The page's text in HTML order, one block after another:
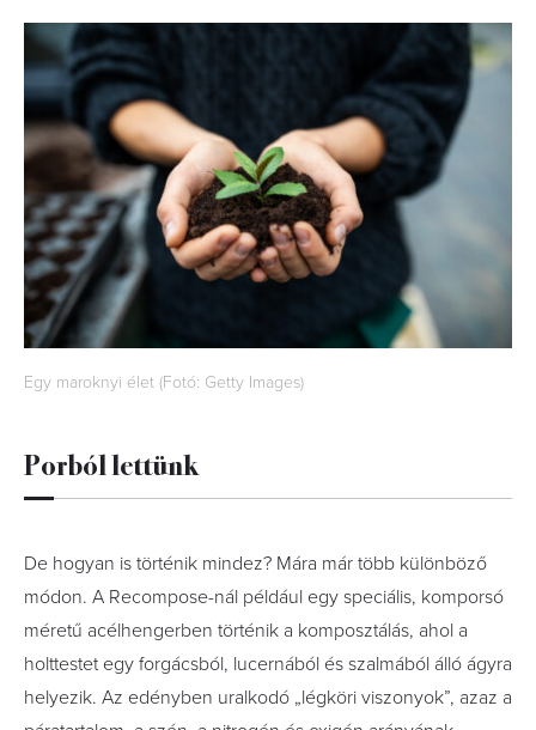
Egy maroknyi élet (Fotó: Getty Images)
Porból lettünk
De hogyan is történik mindez? Mára már több különböző
módon. A Recompose-nál például egy speciális, komporsó
méretű acélhengerben történik a komposztálás, ahol a
holttestet egy forgácsból, lucernából és szalmából álló ágyra
helyezik. Az edényben uralkodó „légköri viszonyok”, azaz a